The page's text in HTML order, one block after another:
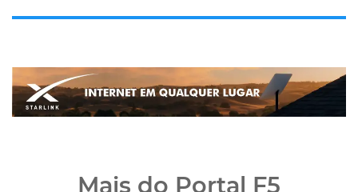
Mais do Portal F5